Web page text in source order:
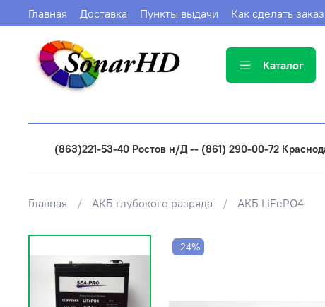
Главная Доставка Пункты выдачи Как сделать заказ
Каталог
(863)221-53-40 Ростов н/Д -- (861) 290-00-72
Главная АКБ глубокого разряда АКБ LiFePO4
-24%